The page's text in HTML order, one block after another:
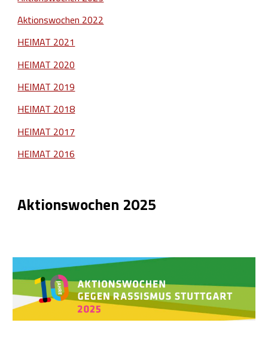
Aktionswochen 2022
HEIMAT 2021
HEIMAT 2020
HEIMAT 2019
HEIMAT 2018
HEIMAT 2017
HEIMAT 2016
Aktionswochen 2025